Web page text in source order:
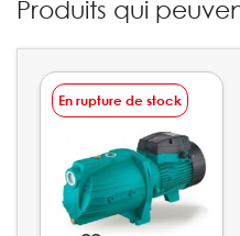
Produits qui
En rupture de stock